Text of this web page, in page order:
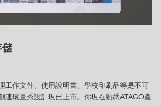
儲
工作文件、使用說明書、學校印刷品等是不可
連環畫秀設計現已上市。你現在熟悉ATAGO產